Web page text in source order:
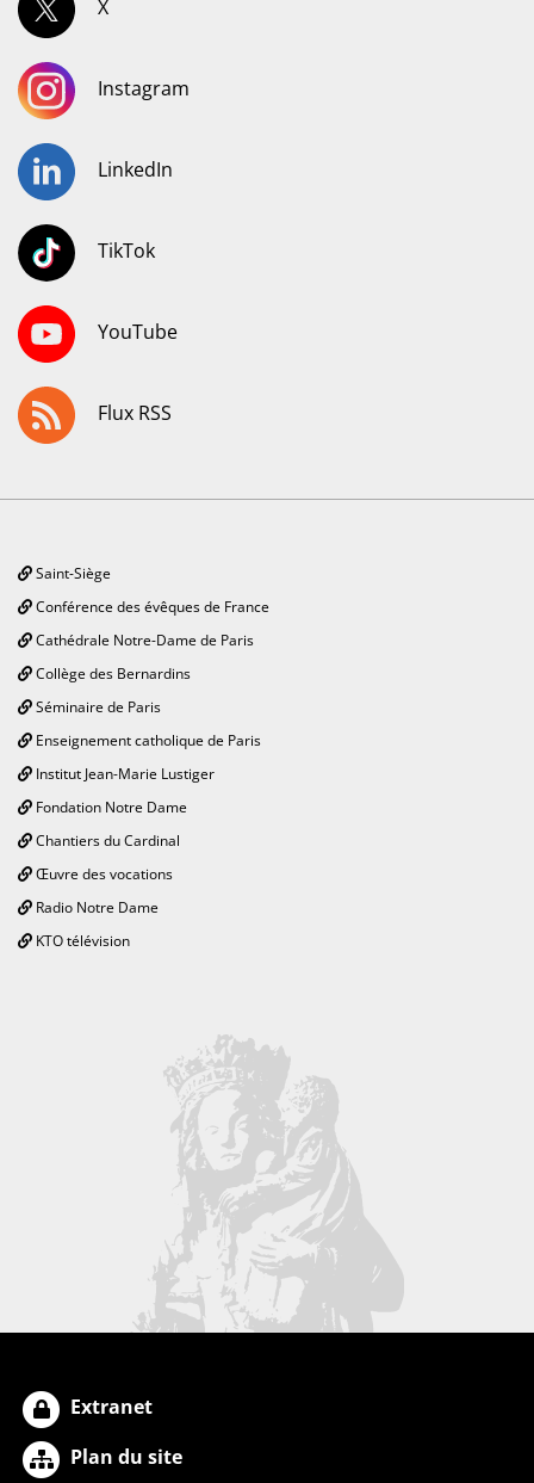
X
Instagram
LinkedIn
TikTok
YouTube
Flux RSS
Saint-Siège
Conférence des évêques de France
Cathédrale Notre-Dame de Paris
Collège des Bernardins
Séminaire de Paris
Enseignement catholique de Paris
Institut Jean-Marie Lustiger
Fondation Notre Dame
Chantiers du Cardinal
Œuvre des vocations
Radio Notre Dame
KTO télévision
Extranet
Plan du site